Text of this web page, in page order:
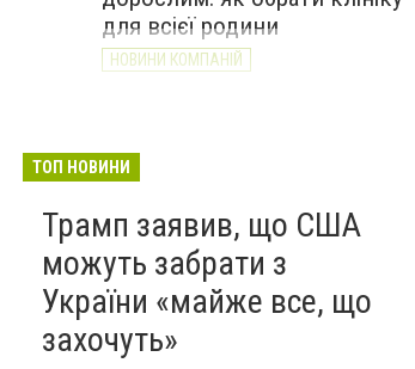
для всієї родини
НОВИНИ КОМПАНІЙ
ТОП НОВИНИ
Трамп заявив, що США
можуть забрати з
України «майже все, що
захочуть»